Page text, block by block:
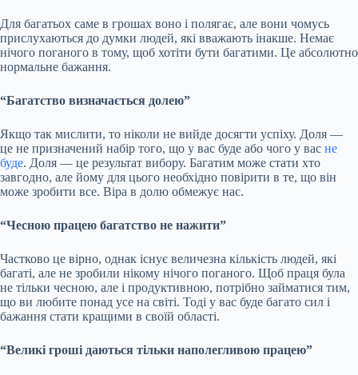
Для багатьох саме в грошах воно і полягає, але вони чомусь
прислухаються до думки людей, які вважають інакше. Немає
нічого поганого в тому, щоб хотіти бути багатими. Це абсолютно
нормальне бажання.
“Багатство визначається долею”
Якщо так мислити, то ніколи не вийде досягти успіху. Доля —
це не призначений набір того, що у вас буде або чого у вас не
буде. Доля — це результат вибору. Багатим може стати хто
завгодно, але йому для цього необхідно повірити в те, що він
може зробити все. Віра в долю обмежує нас.
“Чесною працею багатство не нажити”
Частково це вірно, однак існує величезна кількість людей, які
багаті, але не зробили нікому нічого поганого. Щоб праця була
не тільки чесною, але і продуктивною, потрібно займатися тим,
що ви любите понад усе на світі. Тоді у вас буде багато сил і
бажання стати кращими в своїй області.
“Великі гроші даються тільки наполегливою працею”